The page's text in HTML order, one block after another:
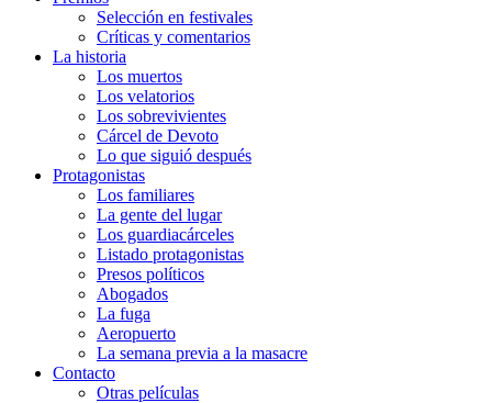
Selección en festivales
Críticas y comentarios
La historia
Los muertos
Los velatorios
Los sobrevivientes
Cárcel de Devoto
Lo que siguió después
Protagonistas
Los familiares
La gente del lugar
Los guardiacárceles
Listado protagonistas
Presos políticos
Abogados
La fuga
Aeropuerto
La semana previa a la masacre
Contacto
Otras películas